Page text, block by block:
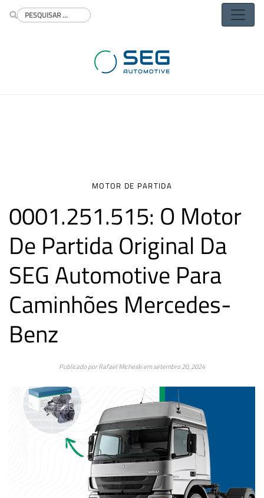
MOTOR DE PARTIDA
0001.251.515: O Motor
De Partida Original Da
SEG Automotive Para
Caminhões Mercedes-
Benz
Publicado porRafael Micheskiemsetembro 20, 2024